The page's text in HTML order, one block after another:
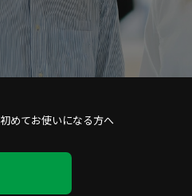
初めてお使いになる方へ